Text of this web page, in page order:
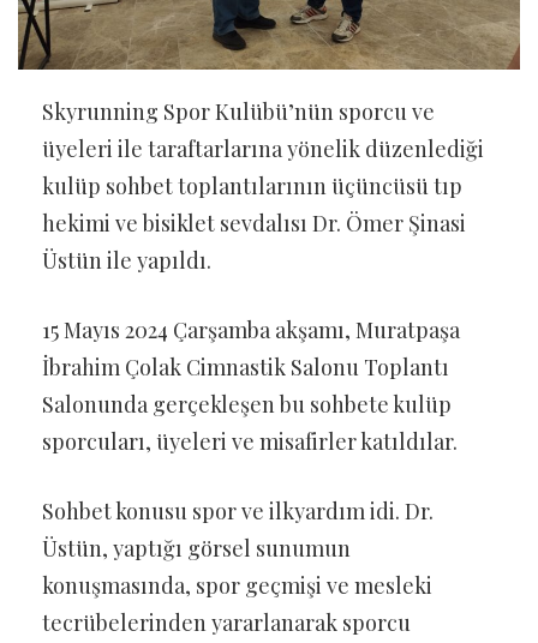
Skyrunning Spor Kulübü’nün sporcu ve
üyeleri ile taraftarlarına yönelik düzenlediği
kulüp sohbet toplantılarının üçüncüsü tıp
hekimi ve bisiklet sevdalısı Dr. Ömer Şinasi
Üstün ile yapıldı.
15 Mayıs 2024 Çarşamba akşamı, Muratpaşa
İbrahim Çolak Cimnastik Salonu Toplantı
Salonunda gerçekleşen bu sohbete kulüp
sporcuları, üyeleri ve misafirler katıldılar.
Sohbet konusu spor ve ilkyardım idi. Dr.
Üstün, yaptığı görsel sunumun
konuşmasında, spor geçmişi ve mesleki
tecrübelerinden yararlanarak sporcu